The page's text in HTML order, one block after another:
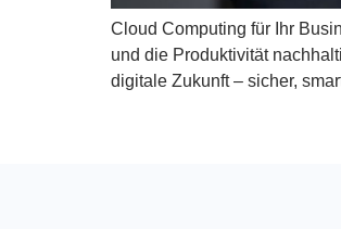
Cloud Computing für Ihr
und die Produktivität
digitale Zukunft – sicher,